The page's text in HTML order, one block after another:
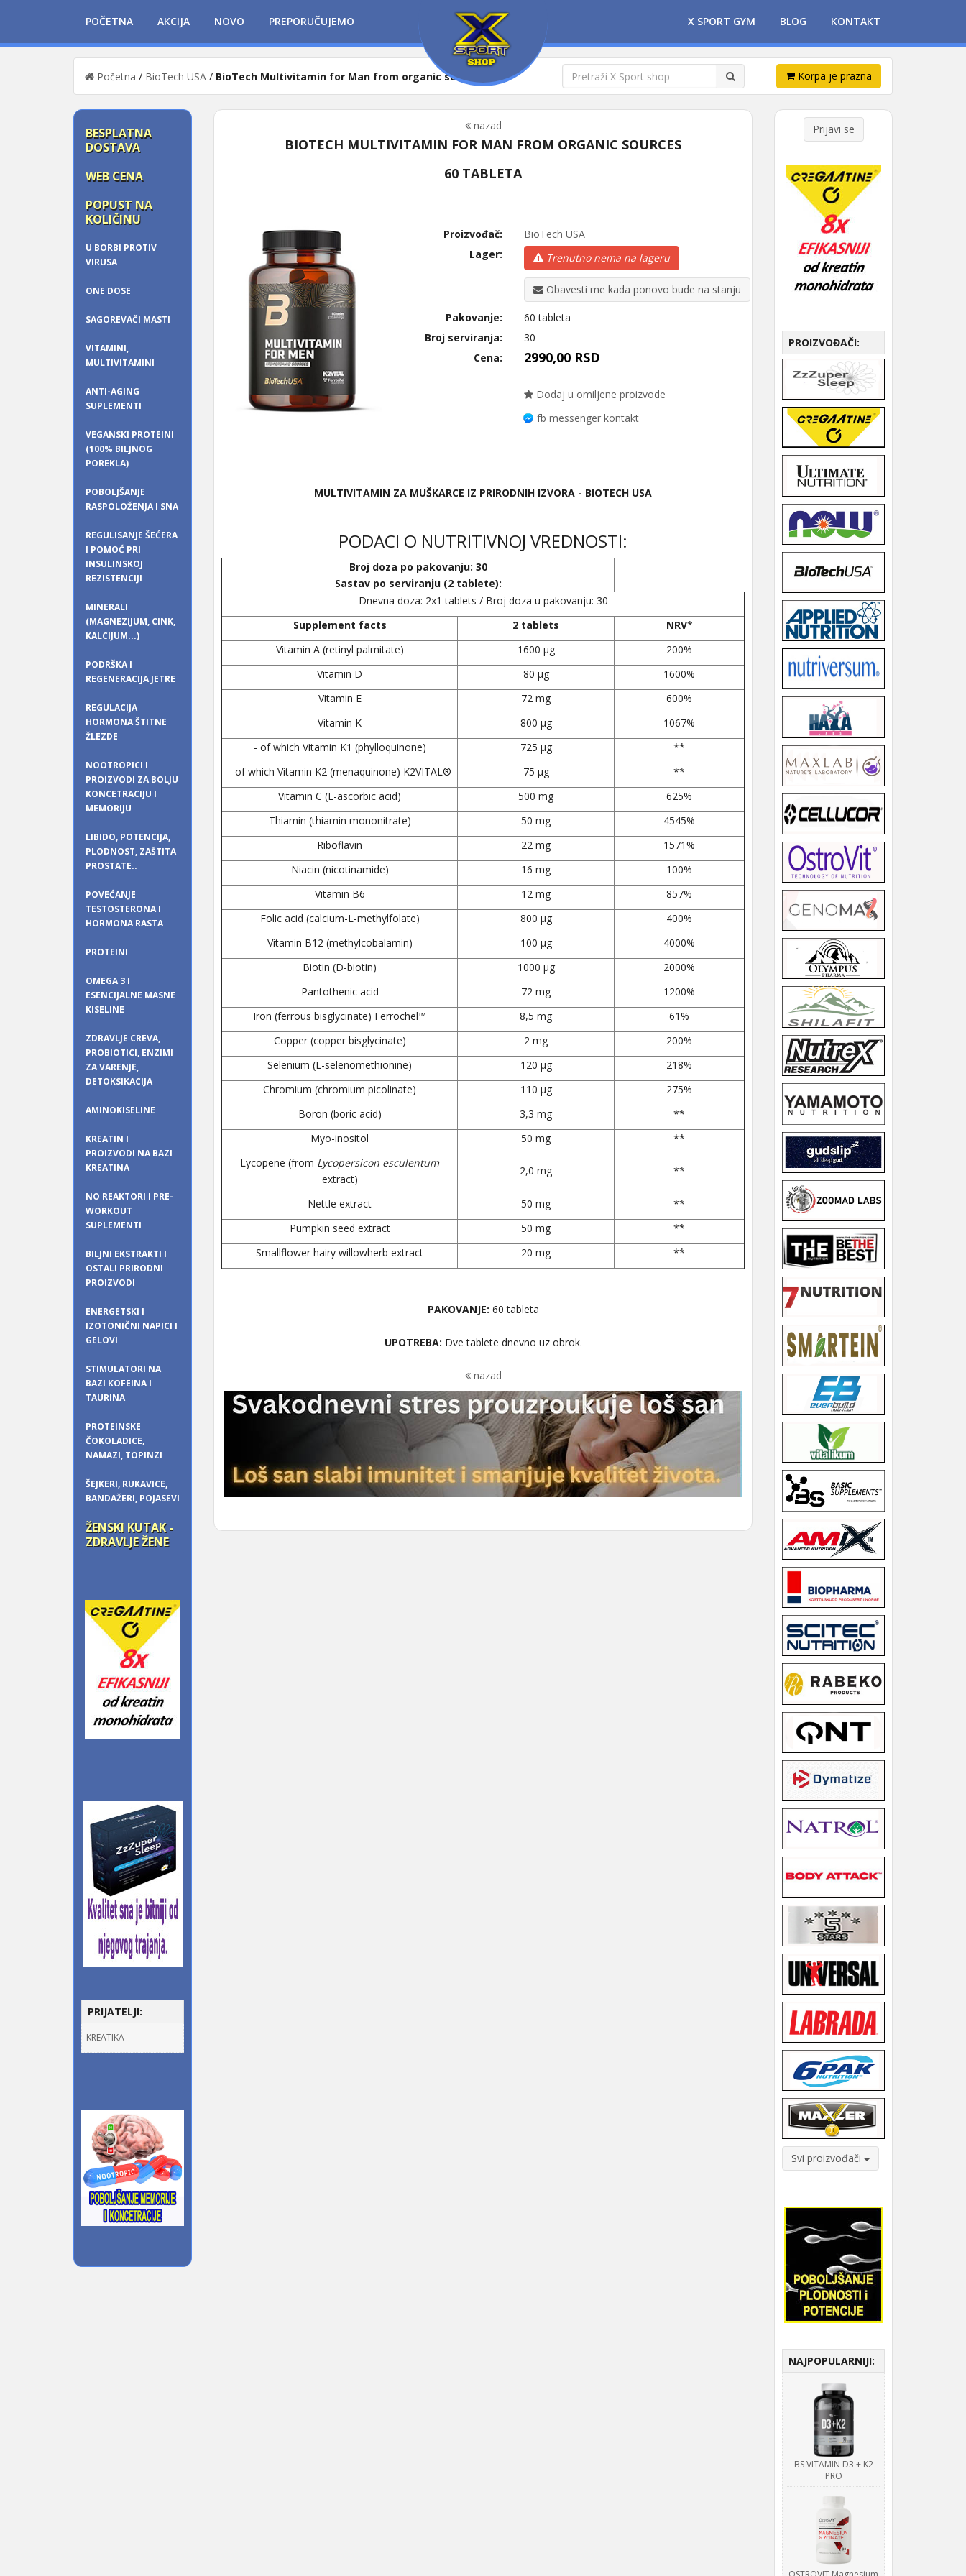
POČETNA AKCIJA NOVO PREPORUČUJEMO X SPORT GYM BLOG KONTAKT
Početna / BioTech USA / BioTech Multivitamin for Man from organic sources Korpa je prazna
BESPLATNA
DOSTAVA
WEB CENA
POPUST NA
KOLIČINU
U BORBI PROTIV
VIRUSA
ONE DOSE
SAGOREVAČI MASTI
VITAMINI,
MULTIVITAMINI
ANTI-AGING
SUPLEMENTI
VEGANSKI PROTEINI
(100% BILJNOG
POREKLA)
POBOLJŠANJE
RASPOLOŽENJA I SNA
REGULISANJE ŠEĆERA
I POMOĆ PRI
INSULINSKOJ
REZISTENCIJI
MINERALI
(MAGNEZIJUM, CINK,
KALCIJUM...)
PODRŠKA I
REGENERACIJA JETRE
REGULACIJA
HORMONA ŠTITNE
ŽLEZDE
NOOTROPICI I
PROIZVODI ZA BOLJU
KONCETRACIJU I
MEMORIJU
LIBIDO, POTENCIJA,
PLODNOST, ZAŠTITA
PROSTATE..
POVEĆANJE
TESTOSTERONA I
HORMONA RASTA
PROTEINI
OMEGA 3 I
ESENCIJALNE MASNE
KISELINE
ZDRAVLJE CREVA,
PROBIOTICI, ENZIMI
ZA VARENJE,
DETOKSIKACIJA
AMINOKISELINE
KREATIN I
PROIZVODI NA BAZI
KREATINA
NO REAKTORI I PRE-
WORKOUT
SUPLEMENTI
BILJNI EKSTRAKTI I
OSTALI PRIRODNI
PROIZVODI
ENERGETSKI I
IZOTONIČNI NAPICI I
GELOVI
STIMULATORI NA
BAZI KOFEINA I
TAURINA
PROTEINSKE
ČOKOLADICE,
NAMAZI, TOPINZI
ŠEJKERI, RUKAVICE,
BANDAŽERI, POJASEVI
ŽENSKI KUTAK -
ZDRAVLJE ŽENE
PRIJATELJI:
KREATIKA
nazad
BIOTECH MULTIVITAMIN FOR MAN FROM ORGANIC SOURCES
60 TABLETA
Proizvođač:
BioTech USA
Lager:
Trenutno nema na lageru
Obavesti me kada ponovo bude na stanju
Pakovanje:
60 tableta
Broj serviranja:
30
Cena:
2990,00 RSD
Dodaj u omiljene proizvode
fb messenger kontakt
MULTIVITAMIN ZA MUŠKARCE IZ PRIRODNIH IZVORA - BIOTECH USA
PODACI O NUTRITIVNOJ VREDNOSTI:
Broj doza po pakovanju: 30
Sastav po serviranju (2 tablete):
Dnevna doza: 2x1 tablets / Broj doza u pakovanju: 30
Supplement facts
2 tablets NRV*
Vitamin A (retinyl palmitate)
1600 µg
200%
Vitamin D
80 µg
1600%
Vitamin E
72 mg
600%
Vitamin K
800 µg
1067%
- of which Vitamin K1 (phylloquinone)
725 µg
**
- of which Vitamin K2 (menaquinone) K2VITAL®
75 µg
**
Vitamin C (L-ascorbic acid)
500 mg
625%
Thiamin (thiamin mononitrate)
50 mg
4545%
Riboflavin
22 mg
1571%
Niacin (nicotinamide)
16 mg
100%
Vitamin B6
12 mg
857%
Folic acid (calcium-L-methylfolate)
800 µg
400%
Vitamin B12 (methylcobalamin)
100 µg
4000%
Biotin (D-biotin)
1000 µg
2000%
Pantothenic acid
72 mg
1200%
Iron (ferrous bisglycinate) Ferrochel™
8,5 mg
61%
Copper (copper bisglycinate)
2 mg
200%
Selenium (L-selenomethionine)
120 µg
218%
Chromium (chromium picolinate)
110 µg
275%
Boron (boric acid)
3,3 mg
**
Myo-inositol
50 mg
**
Lycopene (from Lycopersicon esculentum
extract)
2,0 mg **
Nettle extract 50 mg
**
Pumpkin seed extract
50 mg
**
Smallflower hairy willowherb extract
20 mg **
PAKOVANJE: 60 tableta
UPOTREBA: Dve tablete dnevno uz obrok.
nazad
Prijavi se
PROIZVOĐAČI:
Svi proizvođači
NAJPOPULARNIJI:
BS VITAMIN D3 + K2
PRO